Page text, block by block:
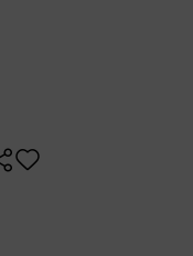
ZdieľaťOdober do